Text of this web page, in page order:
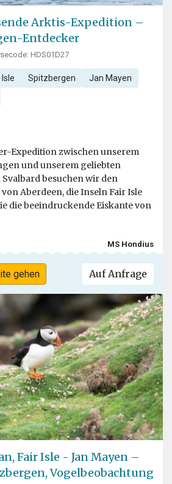
Arktis-Expedition –
Entdecker
HDS01D27
Isle Spitzbergen Jan Mayen
Expedition zwischen unserem
und unserem geliebten
besuchen wir den
Aberdeen, die Inseln Fair Isle
die beeindruckende Eiskante von
MS Hondius
gehen Auf Anfrage
Fair Isle - Jan Mayen –
Vogelbeobachtung